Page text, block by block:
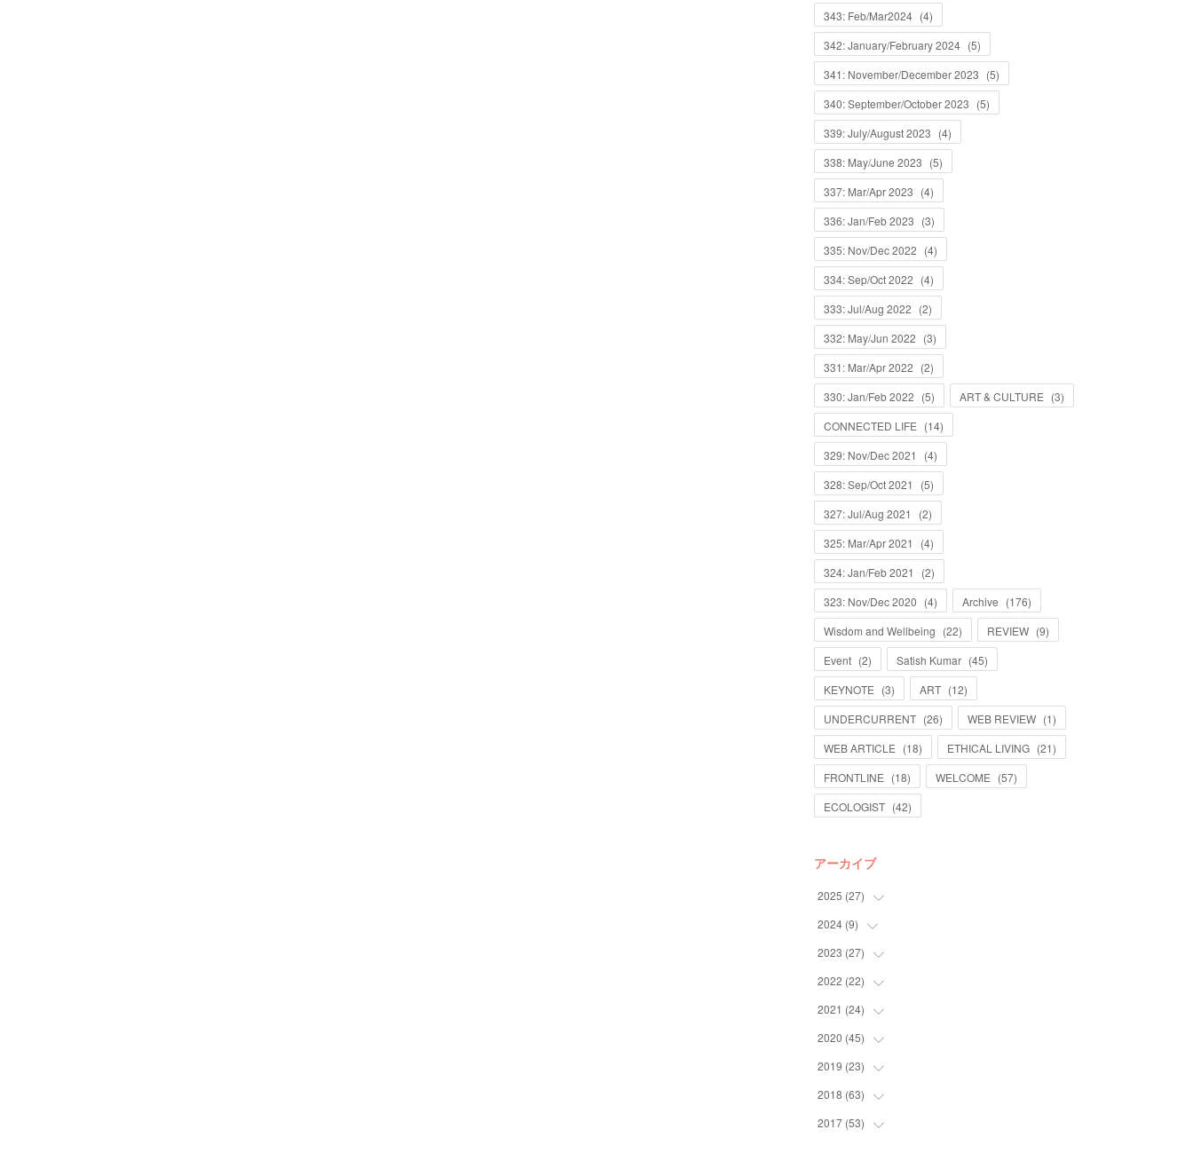
343: Feb/Mar2024 (4)
342: January/February 2024 (5)
341: November/December 2023 (5)
340: September/October 2023 (5)
339: July/August 2023 (4)
338: May/June 2023 (5)
337: Mar/Apr 2023 (4)
336: Jan/Feb 2023 (3)
335: Nov/Dec 2022 (4)
334: Sep/Oct 2022 (4)
333: Jul/Aug 2022 (2)
332: May/Jun 2022 (3)
331: Mar/Apr 2022 (2)
330: Jan/Feb 2022 (5) ART & CULTURE (3)
CONNECTED LIFE (14)
329: Nov/Dec 2021
(4)
328: Sep/Oct 2021
(5)
327: Jul/Aug 2021
(2)
325: Mar/Apr 2021
(4)
324: Jan/Feb 2021
(2)
323: Nov/Dec 2020 (4) Archive (176)
Wisdom and Wellbeing (22) REVIEW (9)
Event (2) Satish Kumar (45)
KEYNOTE (3) ART (12)
UNDERCURRENT (26) WEB REVIEW (1)
WEB ARTICLE (18) ETHICAL LIVING (21)
FRONTLINE (18) WELCOME (57)
ECOLOGIST (42)
アーカイブ
2025 (27)
(
13)
(14 )
2024 (9)
(4
(5
2023 (27)
(10
)
(9
(4
(4
2022 (22)
(4
(4
(7
(2
(5
2021 (24)
(10
)
(3
(4
(5
2020 (45)
(6
(10
)
(12
)
2019 (23)
(6
(6
2018 (63)
(4
2017 (53)